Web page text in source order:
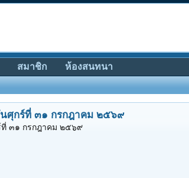
ศุกร์ที่ ๓๑ กรกฎาคม ๒๕๖๙
ที่ ๓๑ กรกฎาคม ๒๕๖๙
สมาชิก ห้องสนทนา